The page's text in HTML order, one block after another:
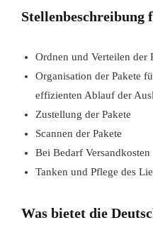
Stellenbeschreibung
Ordnen und Verteilen der
Organisation der Pakete
effizienten Ablauf der
Zustellung der Pakete
Scannen der Pakete
Bei Bedarf
Tanken und Pflege des
Was bietet die